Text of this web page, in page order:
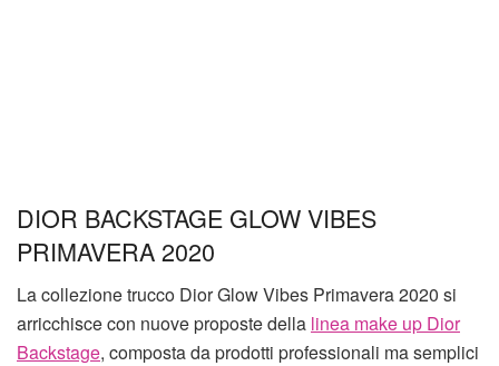
DIOR BACKSTAGE GLOW VIBES
PRIMAVERA 2020
La collezione trucco Dior Glow Vibes Primavera 2020 si
arricchisce con nuove proposte della linea make up Dior
Backstage, composta da prodotti professionali ma semplici